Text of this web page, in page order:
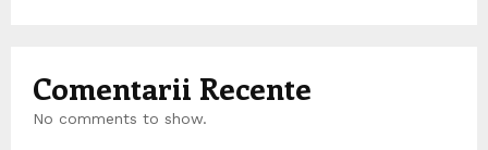
Comentarii Recente
No comments to show.